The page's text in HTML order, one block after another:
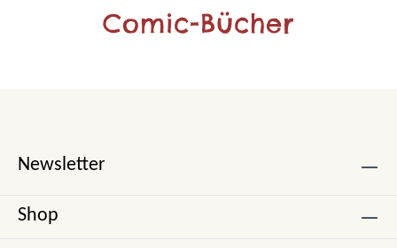
Comic-Bücher
Newsletter
Shop